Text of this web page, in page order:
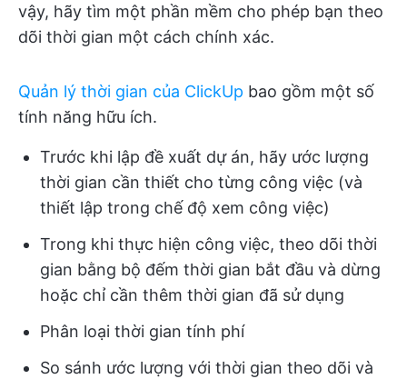
vậy, hãy tìm một phần mềm cho phép bạn theo
dõi thời gian một cách chính xác.
Quản lý thời gian của ClickUp bao gồm một số
tính năng hữu ích.
Trước khi lập đề xuất dự án, hãy ước lượng
thời gian cần thiết cho từng công việc (và
thiết lập trong chế độ xem công việc)
Trong khi thực hiện công việc, theo dõi thời
gian bằng bộ đếm thời gian bắt đầu và dừng
hoặc chỉ cần thêm thời gian đã sử dụng
Phân loại thời gian tính phí
So sánh ước lượng với thời gian theo dõi và